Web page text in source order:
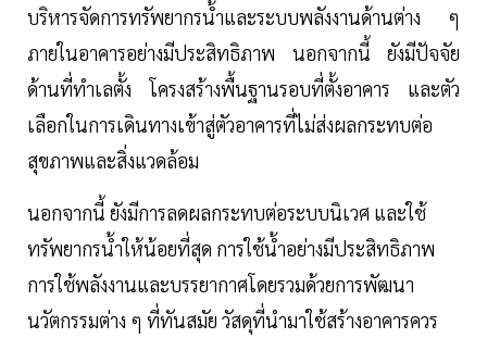
บริหารจัดการทรัพยากรน้ำและระบบพลังงานด้านต่าง ๆ
ภายในอาคารอย่างมีประสิทธิภาพ นอกจากนี้ ยังมีปัจจัย
ด้านที่ทำเลตั้ง โครงสร้างพื้นฐานรอบที่ตั้งอาคาร และตัว
เลือกในการเดินทางเข้าสู่ตัวอาคารที่ไม่ส่งผลกระทบต่อ
สุขภาพและสิ่งแวดล้อม
นอกจากนี้ ยังมีการลดผลกระทบต่อระบบนิเวศ และใช้
ทรัพยากรน้ำให้น้อยที่สุด การใช้น้ำอย่างมีประสิทธิภาพ
การใช้พลังงานและบรรยากาศโดยรวมด้วยการพัฒนา
นวัตกรรมต่าง ๆ ที่ทันสมัย วัสดุที่นำมาใช้สร้างอาคารควร